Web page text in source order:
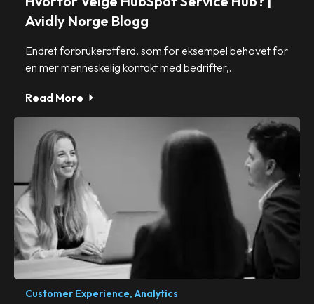
Avidly Norge Blogg
Endret forbrukeratferd, som for eksempel behovet for
en mer menneskelig kontakt med bedrifter,.
Read More
Customer Experience, Analytics